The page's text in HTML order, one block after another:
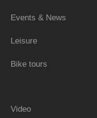
Events & News
Leisure
Bike tours
Video